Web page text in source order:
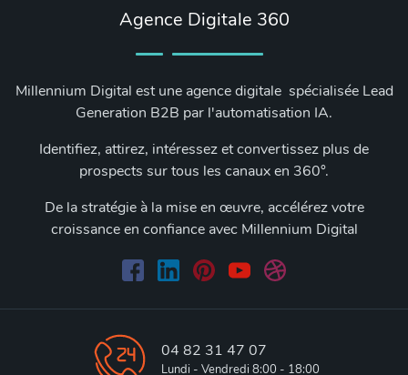
Agence Digitale 360
Millennium Digital est une agence digitale spécialisée Lead
Generation B2B par l'automatisation IA.
Identifiez, attirez, intéressez et convertissez plus de
prospects sur tous les canaux en 360°.
De la stratégie à la mise en œuvre, accélérez votre
croissance en confiance avec Millennium Digital
04 82 31 47 07
Lundi - Vendredi 8:00 - 18:00